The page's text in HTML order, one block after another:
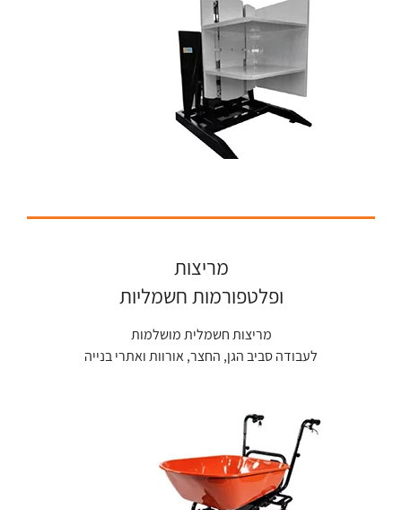
מריצות
ופלטפורמות חשמליות
מריצות חשמלית מושלמות
לעבודה סביב הגן, החצר, אורוות ואתרי בנייה